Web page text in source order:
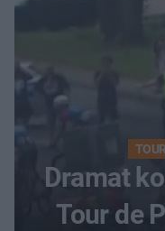
Dramat
Tour de